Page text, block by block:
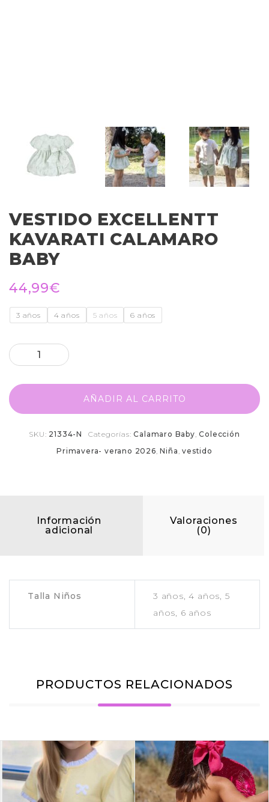
VESTIDO EXCELLENTT
KAVARATI CALAMARO
BABY
44,99€
3 años 4 años 5 años 6 años
AÑADIR AL CARRITO
SKU: 21334-N Categorías:Calamaro Baby ,Colección
Primavera- verano 2026 ,Niña ,vestido
Información
adicional
Valoraciones
(0)
Talla Niños
3 años, 4 años, 5
años, 6 años
PRODUCTOS RELACIONADOS